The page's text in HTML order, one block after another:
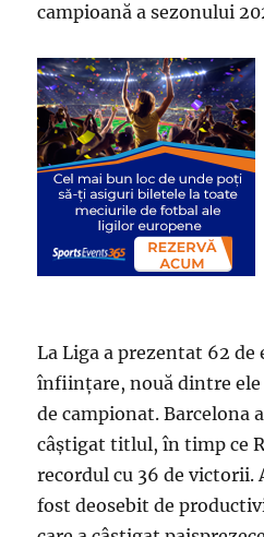
campioană a sezonului
La Liga a prezentat 62 de
înființare, nouă dintre
de campionat. Barcelona
câștigat titlul, în timp ce
recordul cu 36 de victorii.
fost deosebit de